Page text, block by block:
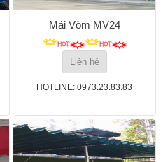
Mái Vòm MV24
Liên hệ
HOTLINE: 0973.23.83.83